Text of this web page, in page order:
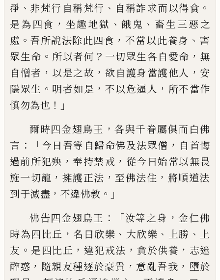
淨 、 非梵行 自稱梵行 、 自稱詐求而以得食 。
是為四食 ， 坐趣地獄 、 餓鬼 、 畜生三惡之
處 。 吾所說法除此四食 ， 不當以此養身 、 害
眾生命 。 所以者何 ？ 一切眾生各自愛命 ， 無
自憎者 ， 以是之故 ， 欲自護身當護他人 ， 安
隱眾生 。 明者如是 ， 不以危逼人 ， 所不當作
慎勿為也 ！」
爾時四金翅鳥王 ， 各與千眷屬俱而白佛
言 ：「今日吾等自歸命佛及法眾僧 ， 自首悔
過前所犯殃 ， 奉持禁戒 ， 從今日始常以無畏
施一切龍 ， 擁護正法 ， 至佛法住 ， 將順道法
到于滅盡 ， 不違佛教 。」
佛告四金翅鳥王 ： 「汝等之身 ， 金仁佛
時為四比丘 ， 名曰欣樂 、 大欣樂 、 上勝 、
上
友 。 是四比丘 ， 違犯戒法 ， 貪於供養 ， 志迷
醉惑 ， 隨親友種逐於豪貴 ， 意亂吾我 ， 墮於